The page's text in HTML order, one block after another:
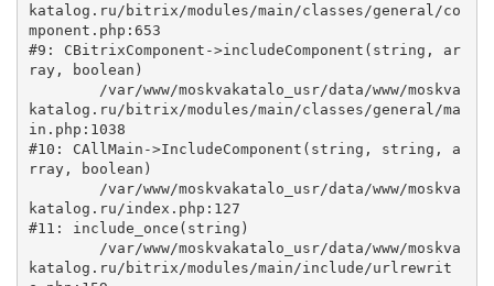
katalog.ru/bitrix/modules/main/classes/general/co
mponent.php:653
#9: CBitrixComponent->includeComponent(string, ar
ray, boolean)
katalog.ru/bitrix/modules/main/classes/general/ma
in.php:1038
#10: CAllMain->IncludeComponent(string, string, a
rray, boolean)
katalog.ru/index.php:127
#11: include_once(string)
katalog.ru/bitrix/modules/main/include/urlrewrit